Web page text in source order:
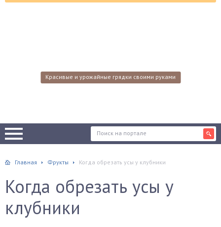
Красивые и урожайные грядки своими руками
Главная Фрукты Когда обрезать усы у клубники
Когда обрезать усы у
клубники